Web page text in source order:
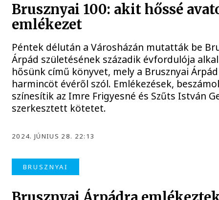
Brusznyai 100: akit hőssé
emlékezet
Péntek délután a Városházán mutatták be
Árpád születésének századik évfordulója
hősünk című könyvet, mely a Brusznyai
harmincöt évéről szól. Emlékezések,
színesítik az Imre Frigyesné és Szűts István
szerkesztett kötetet.
2024. JÚNIUS 28. 22:13
BRUSZNYAI